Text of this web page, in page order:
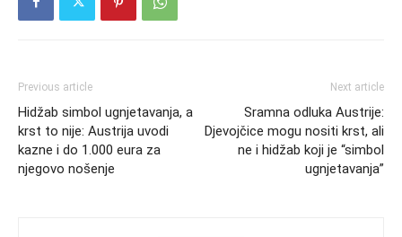
Previous article
Hidžab simbol ugnjetavanja, a
krst to nije: Austrija uvodi
kazne i do 1.000 eura za
njegovo nošenje
Next article
Sramna odluka Austrije:
Djevojčice mogu nositi krst, ali
ne i hidžab koji je “simbol
ugnjetavanja”